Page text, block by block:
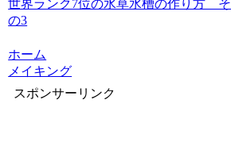
世界ランク7位の水草水槽の作り方 そ
の3
ホーム
メイキング
スポンサーリンク